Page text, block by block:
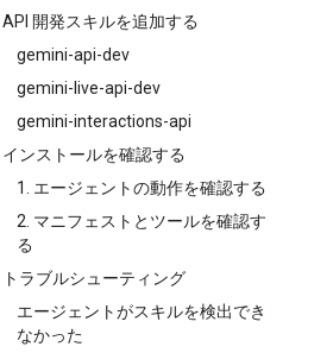
API 開発スキルを追加する
gemini-api-dev
gemini-live-api-dev
gemini-interactions-api
インストールを確認する
1. エージェントの動作を確認する
2. マニフェストとツールを確認す
る
トラブルシューティング
エージェントがスキルを検出でき
なかった